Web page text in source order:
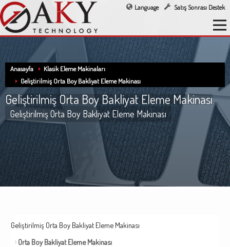
Language Satış Sonrası Destek
Anasayfa
Klasik Eleme Makinaları
Geliştirilmiş Orta Boy Bakliyat Eleme Makinası
Geliştirilmiş Orta Boy Bakliyat Eleme Makinası
Geliştirilmiş Orta Boy Bakliyat Eleme Makinası
Geliştirilmiş Orta Boy Bakliyat Eleme Makinası
Orta Boy Bakliyat Eleme Makinası